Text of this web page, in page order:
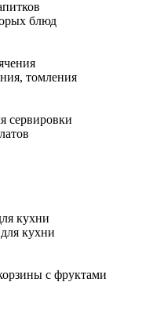
блюд
томления
сервировки
кухни
кухни
с фруктами